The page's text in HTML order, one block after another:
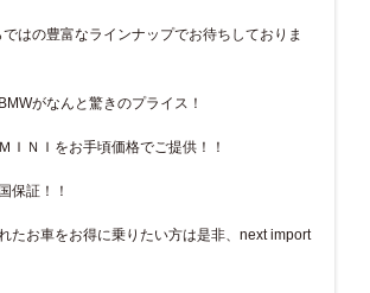
はの豊富なラインナップでお待ちしておりま
がなんと驚きのプライス！
ＩＮＩをお手頃価格でご提供！！
保証！！
たお車をお得に乗りたい方は是非、next import